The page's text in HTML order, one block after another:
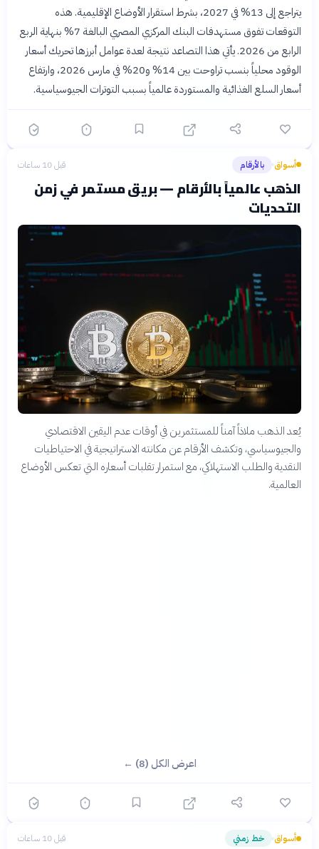
يتراجع إلى 13% في 2027، بشرط استقرار الأوضاع الإقليمية. هذه
التوقعات تفوق مستهدفات البنك المركزي المصري البالغة 7% بنهاية الربع
الرابع من 2026. يأتي هذا التصاعد نتيجة لعدة عوامل أبرزها تحريك أسعار
الوقود محلياً بنسب تراوحت بين 14% و20% في مارس 2026، وارتفاع
أسعار السلع الغذائية والمستوردة عالمياً بسبب التوترات الجيوسياسية.
أسواق› بالأرقام قبل 10 ساعات
الذهب عالمياً بالأرقام — بريق مستمر في زمن
التحديات
يُعد الذهب ملاذاً آمناً للمستثمرين في أوقات عدم اليقين الاقتصادي
والجيوسياسي، وتكشف الأرقام عن مكانته الاستراتيجية في الاحتياطيات
النقدية والطلب الاستهلاكي، مع استمرار تقلبات أسعاره التي تعكس الأوضاع
العالمية.
اعرض الكل (8) ←
أسواق› خط زمني قبل 10 ساعات